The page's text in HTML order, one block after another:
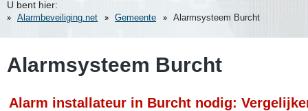
U bent hier:
Alarmbeveiliging.net
Gemeente Alarmsysteem Burcht
Alarmsysteem Burcht
Alarm installateur in Burcht nodig: